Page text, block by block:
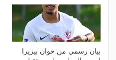
بيان رسمي من خوان بيزيرا